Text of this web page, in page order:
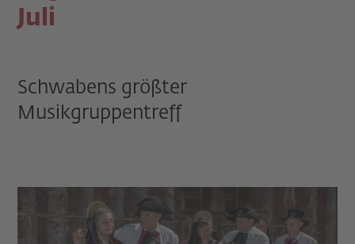
Juli
Schwabens größter
Musikgruppentreff